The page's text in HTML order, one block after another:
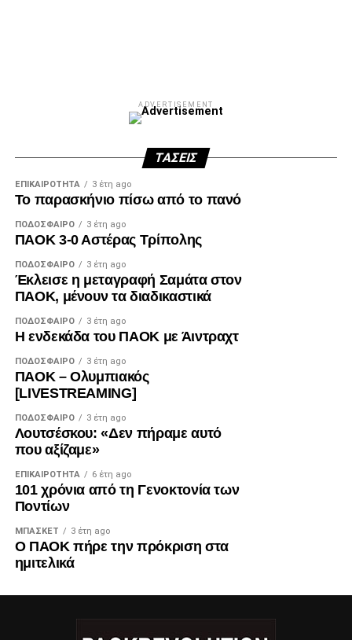
ADVERTISEMENT
ΤΆΣΕΙΣ
ΕΠΙΚΑΙΡΌΤΗΤΑ 3 έτη ago
Το παρασκήνιο πίσω από το πανό
ΠΟΔΌΣΦΑΙΡΟ 3 έτη ago
ΠΑΟΚ 3-0 Αστέρας Τρίπολης
ΠΟΔΌΣΦΑΙΡΟ 3 έτη ago
Έκλεισε η μεταγραφή Σαμάτα στον
ΠΑΟΚ, μένουν τα διαδικαστικά
ΠΟΔΌΣΦΑΙΡΟ 3 έτη ago
Η ενδεκάδα του ΠΑΟΚ με Άιντραχτ
ΠΟΔΌΣΦΑΙΡΟ 3 έτη ago
ΠΑΟΚ – Ολυμπιακός
[LIVESTREAMING]
ΠΟΔΌΣΦΑΙΡΟ 3 έτη ago
Λουτσέσκου: «Δεν πήραμε αυτό
που αξίζαμε»
ΕΠΙΚΑΙΡΌΤΗΤΑ 6 έτη ago
101 χρόνια από τη Γενοκτονία των
Ποντίων
ΜΠΆΣΚΕΤ 3 έτη ago
Ο ΠΑΟΚ πήρε την πρόκριση στα
ημιτελικά